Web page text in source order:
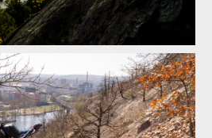
Kulha a trocha obyčejného trailovýho